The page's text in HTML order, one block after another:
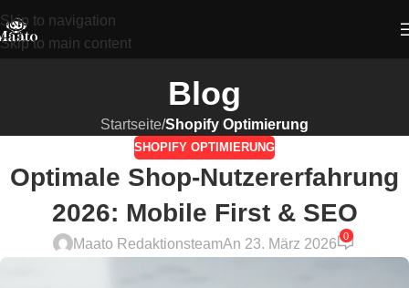
Skip to navigation
Skip to main content
Blog
Startseite/Shopify Optimierung
SHOPIFY OPTIMIERUNG
Optimale Shop-Nutzererfahrung
2026: Mobile First & SEO
Maato RedaktionsteamAn 23. März 2026
0